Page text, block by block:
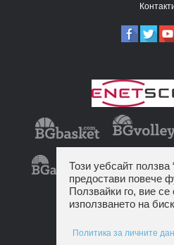
Този уебсайт ползва
предостави повече
Ползвайки го, вие се
използването на
Политика за личните